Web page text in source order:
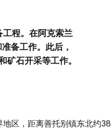
程。在阿克索兰
备工作。此后，
石开采等工作。
区，距离善托别镇东北约38